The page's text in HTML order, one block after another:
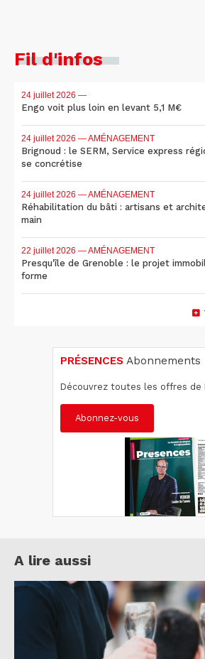
Fil d'infos
24 juillet 2026 —
Engo voit plus loin en levant 5,1 M€
24 juillet 2026 — AMÉNAGEMENT
Brignoud : le SERM, Service express
se concrétise
24 juillet 2026 — AMÉNAGEMENT
Réhabilitation du bâti : artisans et
main
22 juillet 2026 — AMÉNAGEMENT
Presqu'île de Grenoble : le projet
forme
PRÉSENCES Abonnements
Découvrez toutes les offres de
Abonnez-vous
A lire aussi